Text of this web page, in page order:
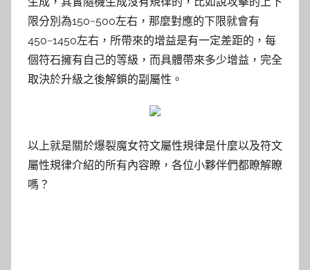
限分別為150~500左右，那麼對應的下限就會有
450~1450左右，所帶來的增益是有一定差距的，每
個符石擁有自己的等級，而具體帶來多少增益，完全
取決於升級之後解鎖的副屬性。
以上就是關於爆裂魔女符文屬性規律是什麼以及符文
屬性規律介紹的所有內容瞭，各位小夥伴們都瞭解瞭
嗎？